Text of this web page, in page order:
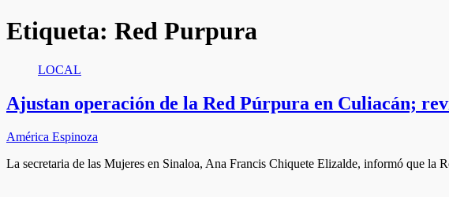
Etiqueta: Red Purpura
LOCAL
Ajustan operación de la Red Púrpura en Culiacán;
América Espinoza
La secretaria de las Mujeres en Sinaloa, Ana Francis Chiquete Elizalde, informó que la